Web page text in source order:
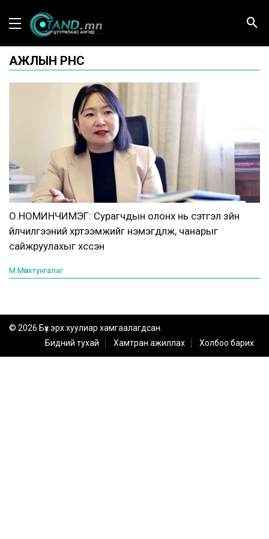
АЖЛЫН ӨРӨӨНӨӨС
О.НОМИНЧИМЭГ: Сурагчдын олонх нь сэтгэл зүйн
үйлчилгээний хүртээмжийг нэмэгдүүлж, чанарыг
сайжруулахыг хүссэн
М.Мөнхтунгалаг
© 2026 Бүх эрх хуулиар хамгаалагдсан.
Бидний тухай
Хамтран ажиллах Холбоо барих